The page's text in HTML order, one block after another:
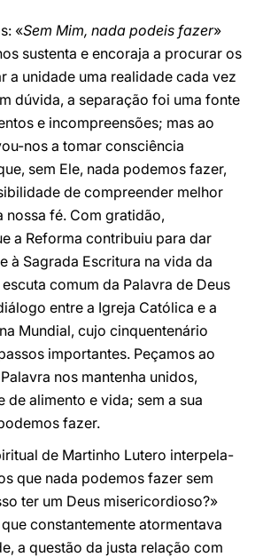
«Sem Mim, nada podeis fazer»
sustenta e encoraja a procurar os
a unidade uma realidade cada vez
dúvida, a separação foi uma fonte
e incompreensões; mas ao
nos a tomar consciência
sem Ele, nada podemos fazer,
de compreender melhor
nossa fé. Com gratidão,
a Reforma contribuiu para dar
à Sagrada Escritura na vida da
comum da Palavra de Deus
entre a Igreja Católica e a
Mundial, cujo cinquentenário
importantes. Peçamos ao
nos mantenha unidos,
de alimento e vida; sem a sua
fazer.
de Martinho Lutero interpela-
que nada podemos fazer sem
ter um Deus misericordioso?»
constantemente atormentava
a questão da justa relação com